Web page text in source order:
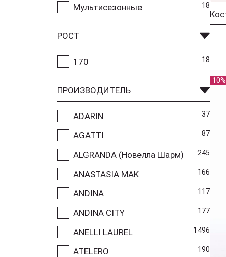
Мультисезонные 18
РОСТ
170 18
ПРОИЗВОДИТЕЛЬ
ADARIN 37
AGATTI 87
ALGRANDA (Новелла Шарм) 245
ANASTASIA MAK 166
ANDINA 117
ANDINA CITY 177
ANELLI LAUREL 1496
ATELERO 190
10%